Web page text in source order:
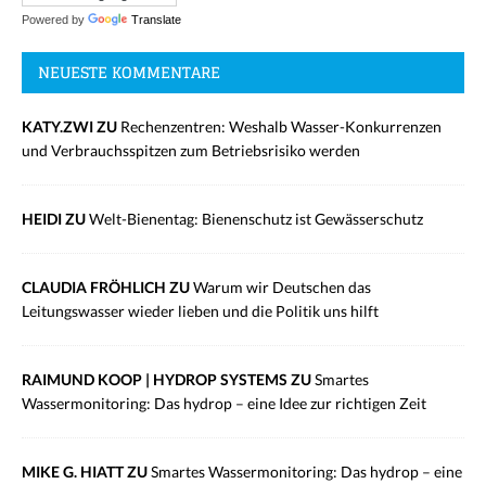
Powered by Translate
NEUESTE KOMMENTARE
KATY.ZWI ZU Rechenzentren: Weshalb Wasser-Konkurrenzen
und Verbrauchsspitzen zum Betriebsrisiko werden
HEIDI ZUWelt-Bienentag: Bienenschutz ist Gewässerschutz
CLAUDIA FRÖHLICH ZUWarum wir Deutschen das
Leitungswasser wieder lieben und die Politik uns hilft
RAIMUND KOOP | HYDROP SYSTEMS ZUSmartes
Wassermonitoring: Das hydrop – eine Idee zur richtigen Zeit
MIKE G. HIATT ZUSmartes Wassermonitoring: Das hydrop – eine